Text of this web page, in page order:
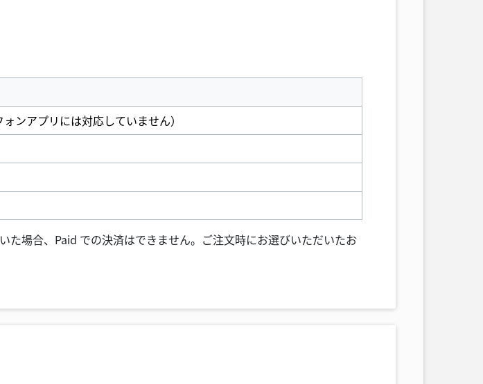
ンアプリには対応していません）
場合、Paid での決済はできません。ご注文時にお選びいただいたお